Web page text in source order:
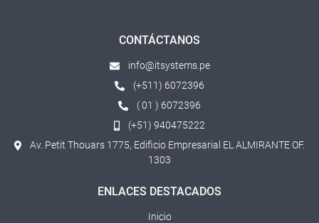
CONTÁCTANOS
info@itsystems.pe
(+511) 6072396
( 01 ) 6072396
(+51) 940475222
Av. Petit Thouars 1775, Edificio Empresarial EL ALMIRANTE OF.
1303
ENLACES DESTACADOS
Inicio